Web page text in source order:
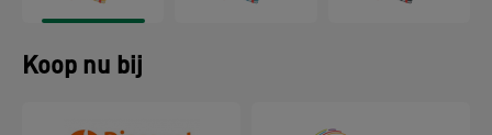
blijft.
Koop nu bij